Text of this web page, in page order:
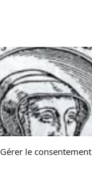
Gérer le consentement